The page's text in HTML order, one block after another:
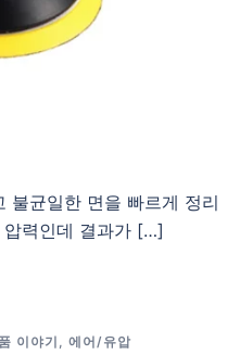
불균일한 면을 빠르게 정리
압력인데 결과가 […]
이야기 , 에어/유압